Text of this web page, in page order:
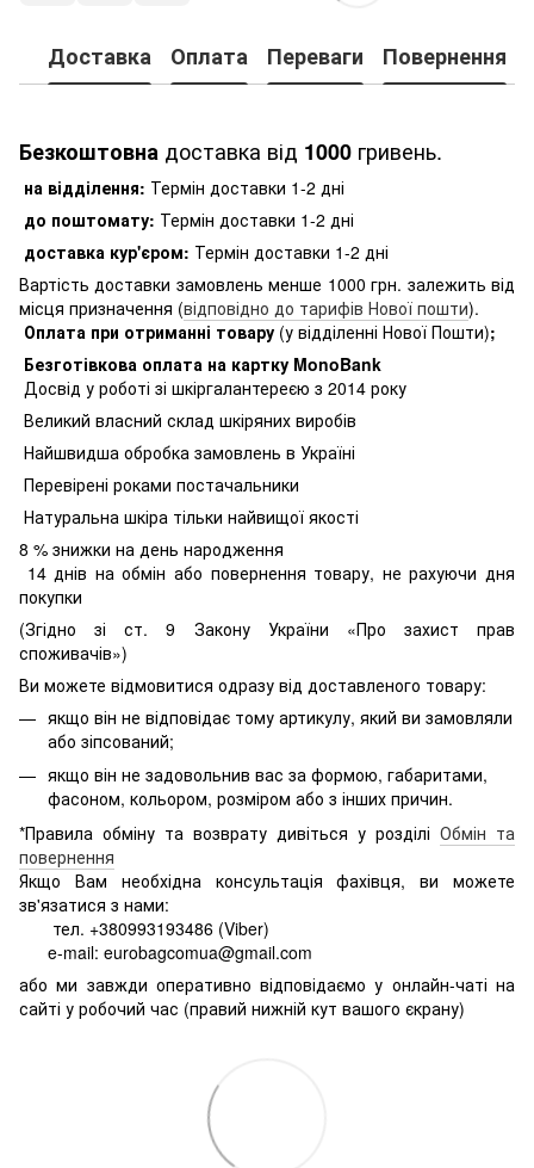
Доставка Оплата Переваги Повернення
Безкоштовна доставка від 1000 гривень.
на відділення: Термін доставки 1-2 дні
до поштомату: Термін доставки 1-2 дні
доставка кур'єром: Термін доставки 1-2 дні
Вартість доставки замовлень менше 1000 грн. залежить від
місця призначення (відповідно до тарифів Нової пошти).
Оплата при отриманні товару (у відділенні Нової Пошти);
Безготівкова оплата на картку MonoBank
Досвід у роботі зі шкіргалантереєю з 2014 року
Великий власний склад шкіряних виробів
Найшвидша обробка замовлень в Україні
Перевірені роками постачальники
Натуральна шкіра тільки найвищої якості
8 % знижки на день народження
14 днів на обмін або повернення товару, не рахуючи дня
покупки
(Згідно зі ст. 9 Закону України «Про захист прав
споживачів»)
Ви можете відмовитися одразу від доставленого товару:
якщо він не відповідає тому артикулу, який ви замовляли
або зіпсований;
якщо він не задовольнив вас за формою, габаритами,
фасоном, кольором, розміром або з інших причин.
*Правила обміну та возврату дивіться у розділі Обмін та
повернення
Якщо Вам необхідна консультація фахівця, ви можете
зв'язатися з нами:
тел. +380993193486 (Viber)
e-mail: eurobagcomua@gmail.com
або ми завжди оперативно відповідаємо у онлайн-чаті на
сайті у робочий час (правий нижній кут вашого єкрану)